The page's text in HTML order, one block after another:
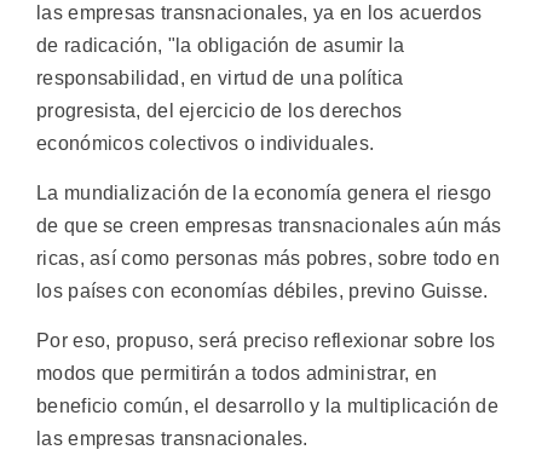
las empresas transnacionales, ya en los acuerdos
de radicación, "la obligación de asumir la
responsabilidad, en virtud de una política
progresista, del ejercicio de los derechos
económicos colectivos o individuales.
La mundialización de la economía genera el riesgo
de que se creen empresas transnacionales aún más
ricas, así como personas más pobres, sobre todo en
los países con economías débiles, previno Guisse.
Por eso, propuso, será preciso reflexionar sobre los
modos que permitirán a todos administrar, en
beneficio común, el desarrollo y la multiplicación de
las empresas transnacionales.